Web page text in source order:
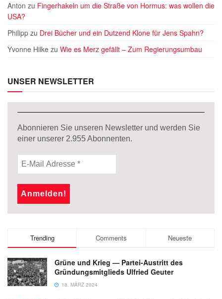
Anton zu Fingerhakeln um die Straße von Hormus: was wollen die
USA?
Philipp zu Drei Bücher und ein Dutzend Klone für Jens Spahn?
Yvonne Hilke zu Wie es Merz gefällt – Zum Regierungsumbau
UNSER NEWSLETTER
Abonnieren Sie unseren Newsletter und werden Sie
einer unserer 2.955Abonnenten.
Trending Comments Neueste
Grüne und Krieg — Partei-Austritt des
Gründungsmitglieds Ulfried Geuter
18. MÄRZ 2024